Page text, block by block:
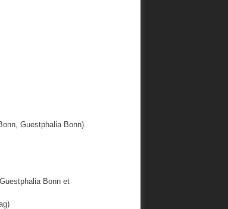
Guestphalia Bonn)
Bonn et